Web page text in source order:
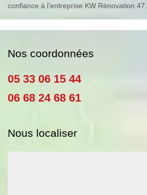
confiance à l’entreprise KW Rénovation 47.
Nos coordonnées
05 33 06 15 44
06 68 24 68 61
Nous localiser